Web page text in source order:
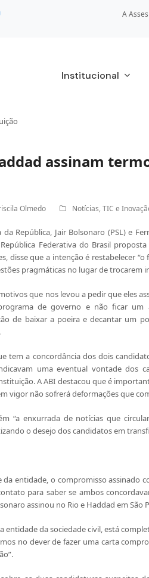
A
Institucional
assinam
Olmedo Notícias,TIC e
República, Jair Bolsonaro (PSL) e
Federativa do Brasil
disse que a intenção é restabelecer
pragmáticas no lugar de trocarem
que nos levou a pedir que eles
de governo e não ficar
de baixar a poeira e decantar um
.
tem a concordância dos dois
uma eventual vontade
A ABI destacou que é
vigor não sofrerá deformações que
“a enxurrada de notícias que
o desejo dos candidatos em
entidade, o compromisso assinado
para saber se ambos
assinou no Rio e Haddad em São
entidade da sociedade civil, está
no dever de fazer uma carta